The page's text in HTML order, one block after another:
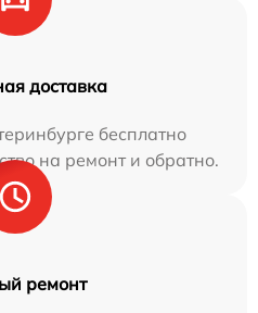
доставка
бесплатно
на ремонт и обратно.
ремонт